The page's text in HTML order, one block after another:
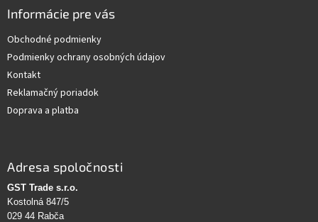
Informácie pre vás
Obchodné podmienky
Podmienky ochrany osobných údajov
Kontakt
Reklamačný poriadok
Doprava a platba
Adresa spoločnosti
GST Trade s.r.o.
Kostolná 847/5
029 44 Rabča